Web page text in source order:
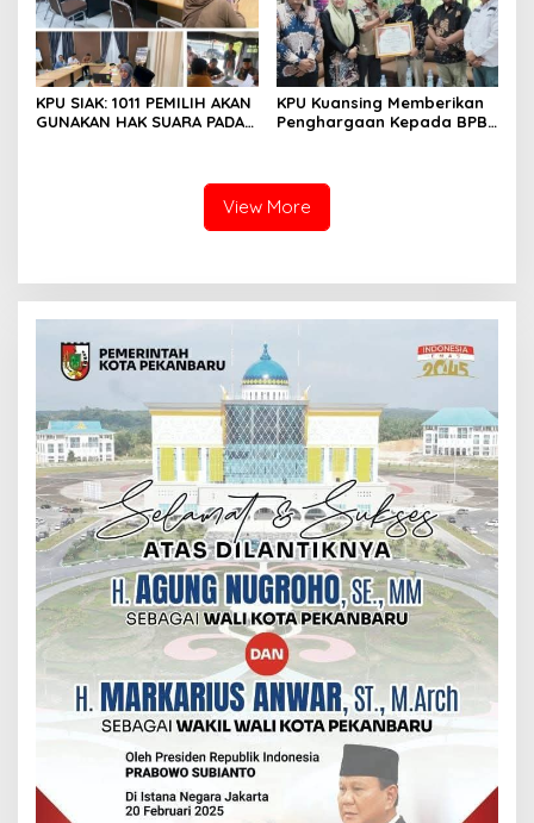
KPU SIAK: 1011 PEMILIH AKAN
GUNAKAN HAK SUARA PADA
KPU Kuansing Memberikan
Penghargaan Kepada BPBD
View More